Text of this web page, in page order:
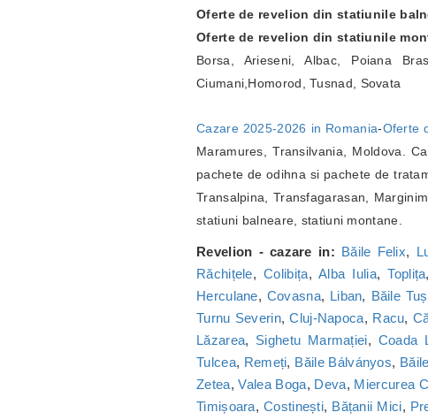
Oferte de revelion din statiunile
Oferte de revelion din statiunile
Borsa, Arieseni, Albac, Poiana
Ciumani,Homorod, Tusnad, Sovata
Cazare 2025-2026 in Romania-Oferte
Maramures, Transilvania, Moldova.
pachete de odihna si pachete de
Transalpina, Transfagarasan,
statiuni balneare, statiuni montane.
Revelion - cazare in: Băile Felix,
Răchițele,Colibița,Alba Iulia,Toplița
Herculane, Covasna, Liban, Băile
Turnu Severin,Cluj-Napoca, Racu,
Lăzarea, Sighetu Marmației, Coada
Tulcea, Remeți, Băile Bálványos,
Zetea,Valea Boga, Deva, Miercurea
Timișoara, Costinești, Bățanii Mici,